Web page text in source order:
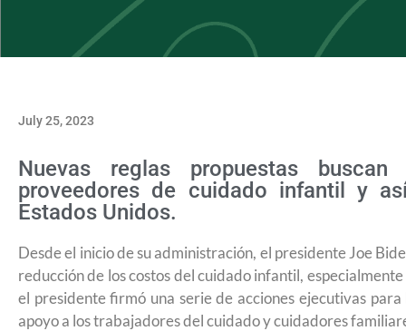
July 25, 2023
Nuevas reglas propuestas
proveedores de cuidado infantil y
Estados Unidos.
Desde el inicio de su administración, el presidente Joe
reducción de los costos del cuidado infantil,
el presidente firmó una serie de acciones ejecutivas
apoyo a los trabajadores del cuidado y cuidadores